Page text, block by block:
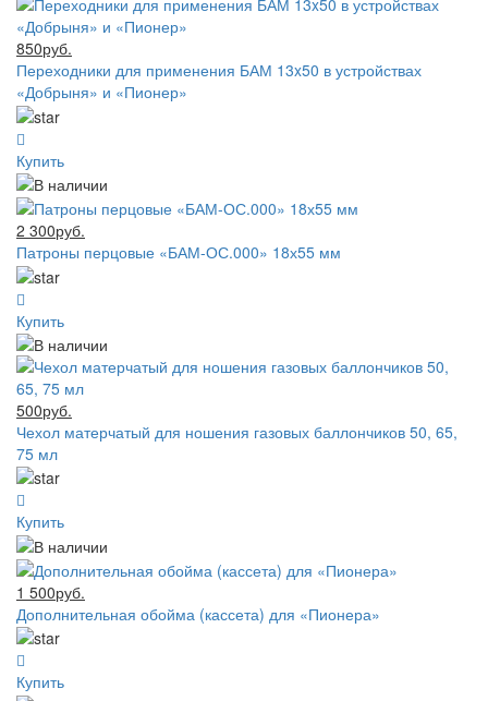
850руб.
Переходники для применения БАМ 13x50 в устройствах
«Добрыня» и «Пионер»
Купить
2 300руб.
Патроны перцовые «БАМ-ОС.000» 18х55 мм
Купить
500руб.
Чехол матерчатый для ношения газовых баллончиков 50, 65,
75 мл
Купить
1 500руб.
Дополнительная обойма (кассета) для «Пионера»
Купить